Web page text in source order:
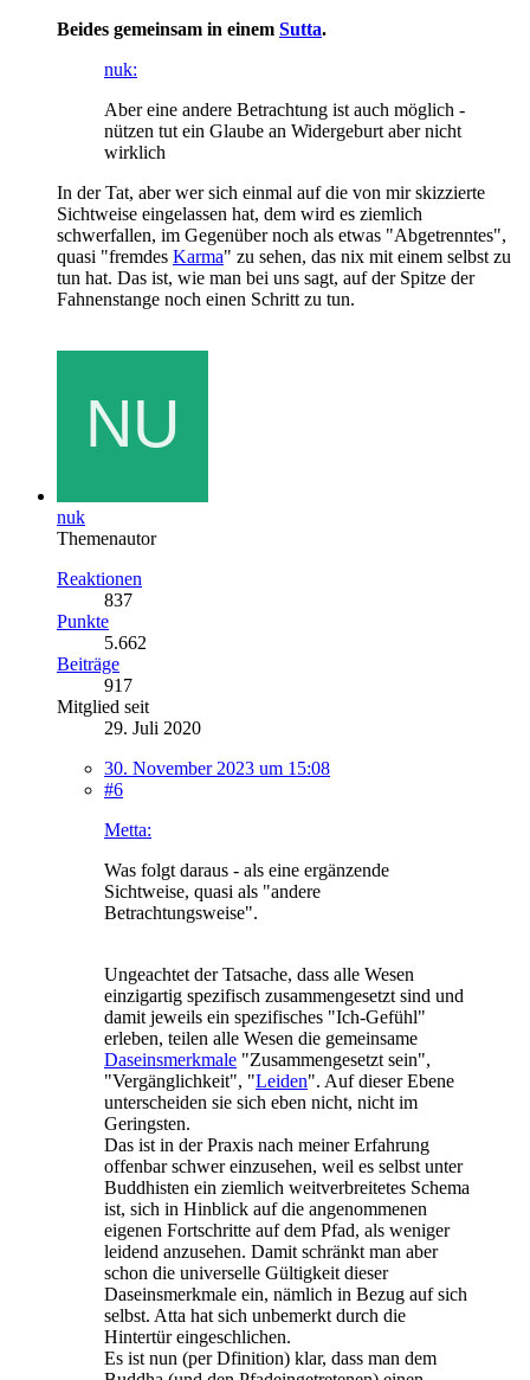
Beides gemeinsam in einem Sutta.
nuk:
Aber eine andere Betrachtung ist auch möglich -
nützen tut ein Glaube an Widergeburt aber nicht
wirklich
In der Tat, aber wer sich einmal auf die von mir skizzierte
Sichtweise eingelassen hat, dem wird es ziemlich
schwerfallen, im Gegenüber noch als etwas "Abgetrenntes",
quasi "fremdes Karma" zu sehen, das nix mit einem selbst zu
tun hat. Das ist, wie man bei uns sagt, auf der Spitze der
Fahnenstange noch einen Schritt zu tun.
nuk
Themenautor
Reaktionen
837
Punkte
5.662
Beiträge
917
Mitglied seit
29. Juli 2020
30. November 2023 um 15:08
#6
Metta:
Was folgt daraus - als eine ergänzende
Sichtweise, quasi als "andere
Betrachtungsweise".
Ungeachtet der Tatsache, dass alle Wesen
einzigartig spezifisch zusammengesetzt sind und
damit jeweils ein spezifisches "Ich-Gefühl"
erleben, teilen alle Wesen die gemeinsame
Daseinsmerkmale "Zusammengesetzt sein",
"Vergänglichkeit", "Leiden". Auf dieser Ebene
unterscheiden sie sich eben nicht, nicht im
Geringsten.
Das ist in der Praxis nach meiner Erfahrung
offenbar schwer einzusehen, weil es selbst unter
Buddhisten ein ziemlich weitverbreitetes Schema
ist, sich in Hinblick auf die angenommenen
eigenen Fortschritte auf dem Pfad, als weniger
leidend anzusehen. Damit schränkt man aber
schon die universelle Gültigkeit dieser
Daseinsmerkmale ein, nämlich in Bezug auf sich
selbst. Atta hat sich unbemerkt durch die
Hintertür eingeschlichen.
Es ist nun (per Dfinition) klar, dass man dem